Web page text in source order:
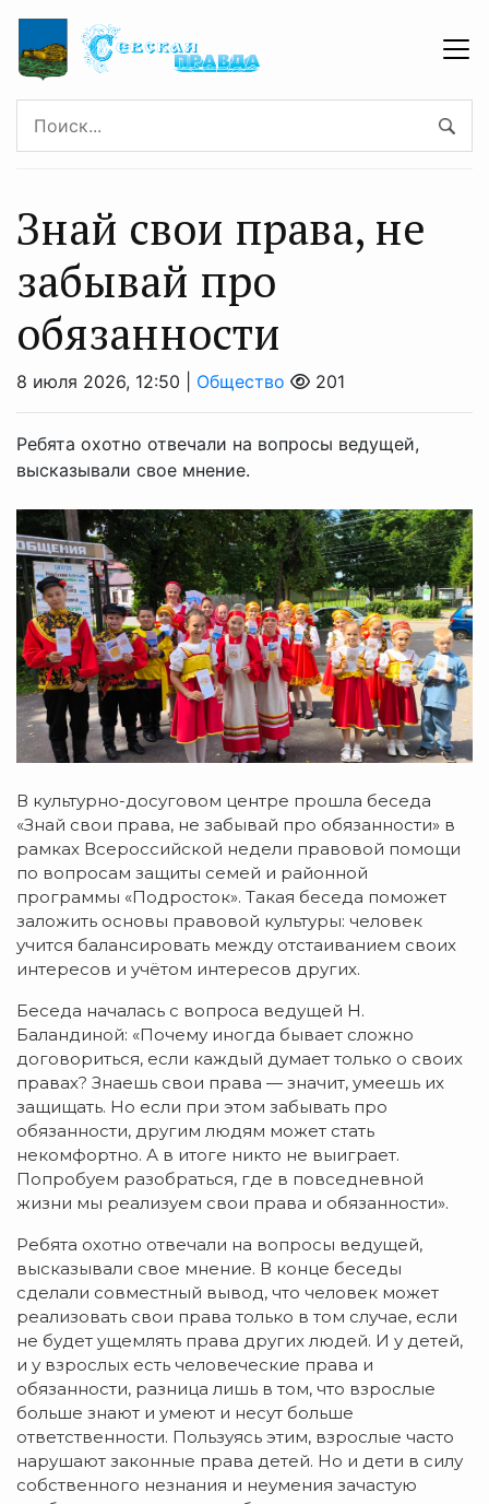
Знай свои права, не
забывай про
обязанности
8 июля 2026, 12:50 | Общество 201
Ребята охотно отвечали на вопросы ведущей,
высказывали свое мнение.
В культурно-досуговом центре прошла беседа
«Знай свои права, не забывай про обязанности» в
рамках Всероссийской недели правовой помощи
по вопросам защиты семей и районной
программы «Подросток». Такая беседа поможет
заложить основы правовой культуры: человек
учится балансировать между отстаиванием своих
интересов и учётом интересов других.
Беседа началась с вопроса ведущей Н.
Баландиной: «Почему иногда бывает сложно
договориться, если каждый думает только о своих
правах? Знаешь свои права — значит, умеешь их
защищать. Но если при этом забывать про
обязанности, другим людям может стать
некомфортно. А в итоге никто не выиграет.
Попробуем разобраться, где в повседневной
жизни мы реализуем свои права и обязанности».
Ребята охотно отвечали на вопросы ведущей,
высказывали свое мнение. В конце беседы
сделали совместный вывод, что человек может
реализовать свои права только в том случае, если
не будет ущемлять права других людей. И у детей,
и у взрослых есть человеческие права и
обязанности, разница лишь в том, что взрослые
больше знают и умеют и несут больше
ответственности. Пользуясь этим, взрослые часто
нарушают законные права детей. Но и дети в силу
собственного незнания и неумения зачастую